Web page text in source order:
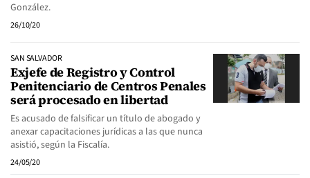
González.
26/10/20
SAN SALVADOR
Exjefe de Registro y Control
Penitenciario de Centros Penales
será procesado en libertad
Es acusado de falsificar un título de abogado y
anexar capacitaciones jurídicas a las que nunca
asistió, según la Fiscalía.
24/05/20